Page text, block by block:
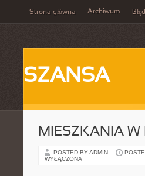
Strona główna Archiwum
SZANSA
MIESZKANIA W
POSTED BY ADMIN
WYŁĄCZONA